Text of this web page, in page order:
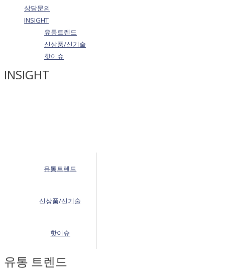
상담문의
INSIGHT
유통트렌드
신상품/신기술
핫이슈
INSIGHT
유통트렌드
신상품/신기술
핫이슈
유통 트렌드